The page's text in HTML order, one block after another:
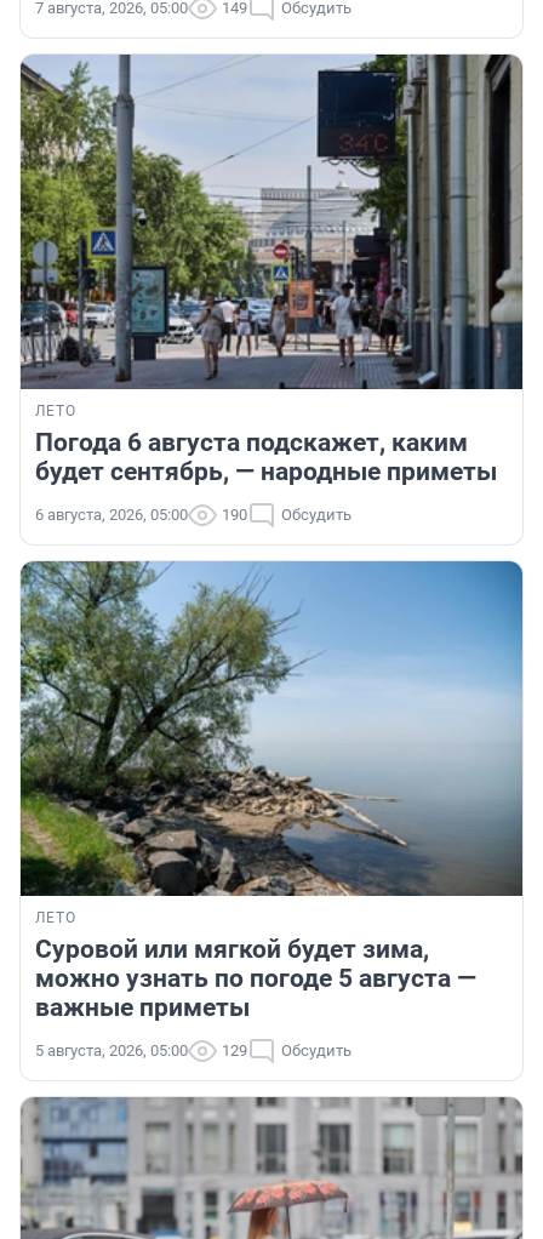
7 августа, 2026, 05:00 149 Обсудить
ЛЕТО
Погода 6 августа подскажет, каким
будет сентябрь, — народные приметы
6 августа, 2026, 05:00 190 Обсудить
ЛЕТО
Суровой или мягкой будет зима,
можно узнать по погоде 5 августа —
важные приметы
5 августа, 2026, 05:00 129 Обсудить